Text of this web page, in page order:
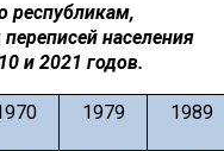
республикам,
населения
и 2021 годов.
1979 1989